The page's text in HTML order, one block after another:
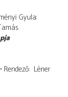
Gyula
Rendező Léner